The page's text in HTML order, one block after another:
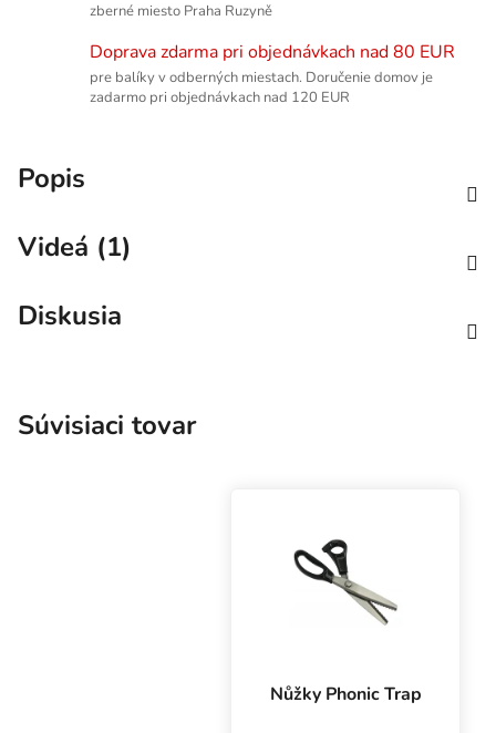
zberné miesto Praha Ruzyně
Doprava zdarma pri objednávkach nad 80 EUR
pre balíky v odberných miestach. Doručenie domov je
zadarmo pri objednávkach nad 120 EUR
Popis
Videá (1)
Diskusia
Súvisiaci tovar
Nůžky Phonic Trap